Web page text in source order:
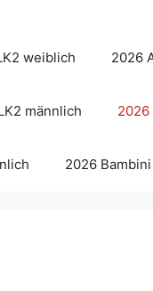
weiblich 2026
männlich 2026
2026 Bambini